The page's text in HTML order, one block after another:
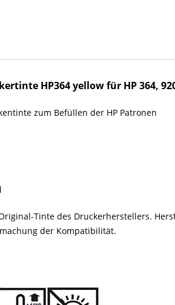
HP364 yellow für HP 364,
zum Befüllen der HP Patronen
Tinte des Druckerherstellers.
der Kompatibilität.